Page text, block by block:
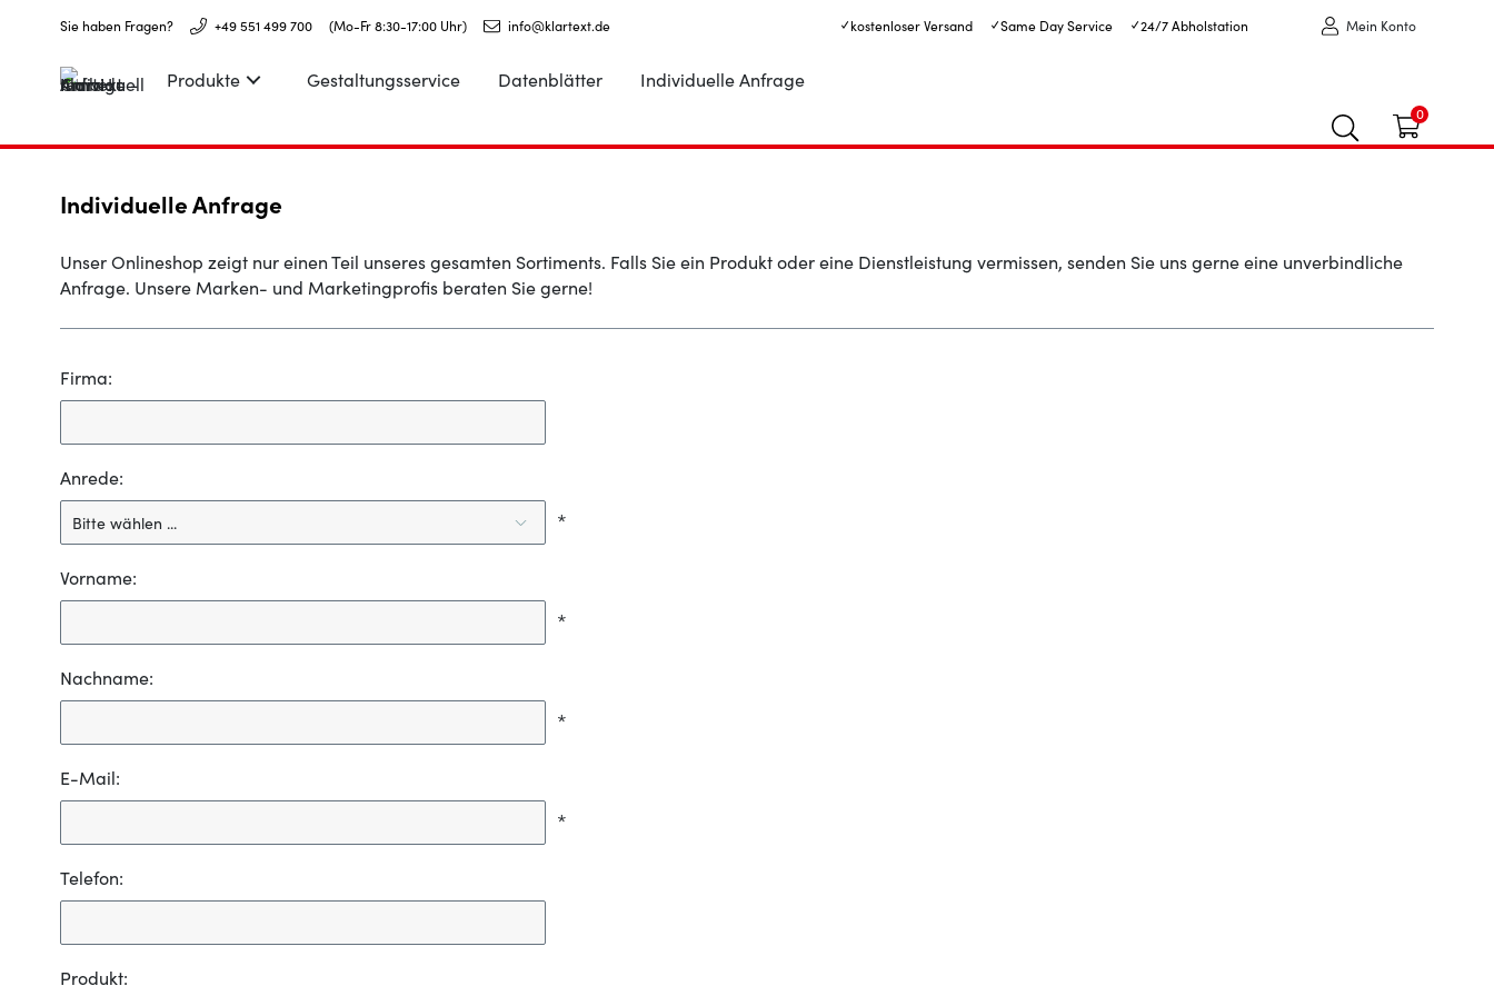
Sie haben Fragen? +49 551 499 700 (Mo-Fr 8:30-17:00 Uhr) info@klartext.de ✓ kostenloser Versand ✓ Same Day Service ✓ 24/7 Abholstation Mein Konto
Produkte Gestaltungsservice Datenblätter Individuelle Anfrage
0
Individuelle Anfrage
Unser Onlineshop zeigt nur einen Teil unseres gesamten Sortiments. Falls Sie ein Produkt oder eine Dienstleistung vermissen, senden Sie uns gerne eine unverbindliche
Anfrage. Unsere Marken- und Marketingprofis beraten Sie gerne!
Firma:
Anrede:
*
Vorname:
*
Nachname:
*
E-Mail:
*
Telefon:
Produkt: